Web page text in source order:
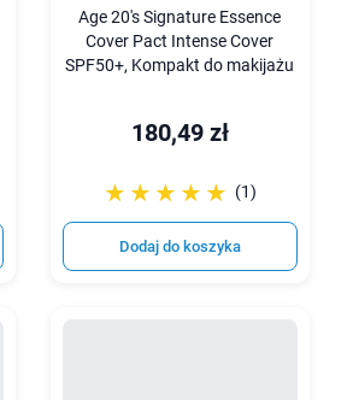
Age 20's Signature Essence
Cover Pact Intense Cover
SPF50+, Kompakt do makijażu
180,49 zł
☆☆☆☆☆
★★★★★ (1)
Dodaj do koszyka